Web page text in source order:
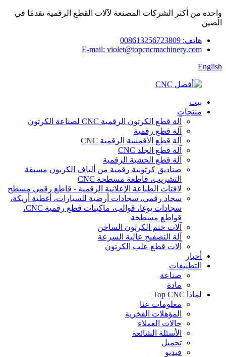
واحدة من أكثر الشركات المصنعة لآلات القطع الرقمية تقدمًا في
الصين
هاتف: 008613256723809
E-mail: violet@topcncmachinery.com
English
بيت
منتجات
آلة قطع الكرتون الرقمية CNC لصناعة الكرتون
آلة قطع رقمية
آلة قطع الأقمشة الرقمية CNC
آلة قطع الجلد CNC
آلة قطع الحشية الرقمية
صناديق كرتونية رقمية من ألياف الكربون مسبقة
التشريب، قاطعة مسطحة CNC
لافتات الطباعة الإعلانية الرقمية - قاطع رقمي مسطح
سجاد رقمي، سجادات أرضية للسيارات، أغطية أريكة،
سجادات يوغا، قوالب، ماكينات قطع رقمية CNC،
قواطع مسطحة
آلات ختم الكرتون الساخن
آلة التصفيح عالية السرعة
آلات قطع علب الكرتون
أخبار
التطبيقات
صناعة
مادة
لماذا Top CNC
معلومات عنا
المؤهلات الفخرية
حالات العملاء
الأسئلة الشائعة
تحميل
فيديو